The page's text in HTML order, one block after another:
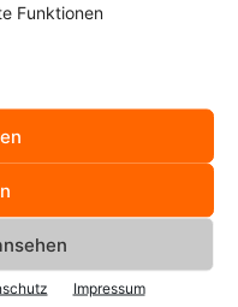
Funktionen
Impressum
User, Blogger und
Wie du sicherlich schon
Linux im Allgemeinen,
Android und andere
gefallen, freue ich
,Bluesky
dieses Blogs folgst.